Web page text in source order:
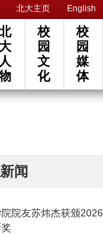
北大主页 English
大
人
校
园
文
化
校
园
媒
体
闻
院友苏炜杰获颁2026